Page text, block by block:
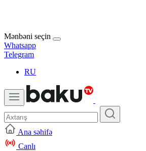
Mənbəni seçin
Whatsapp
Telegram
RU
Ana səhifə
Canlı